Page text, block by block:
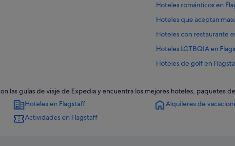
Hoteles románticos en
Hoteles que aceptan
Hoteles con restaurante
Hoteles LGTBQIA en
Hoteles de golf en
Hoteles con casino en
Hoteles de lujo en
las guías de viaje de Expedia y encuentra los mejores hoteles, paquetes
Hoteles en Flagstaff Alquileres de
Actividades en Flagstaff